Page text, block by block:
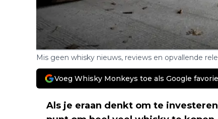
Mis geen whisky nieuws, reviews en opvallende
Voeg Whisky Monkeys toe als Google
Als je eraan denkt om te